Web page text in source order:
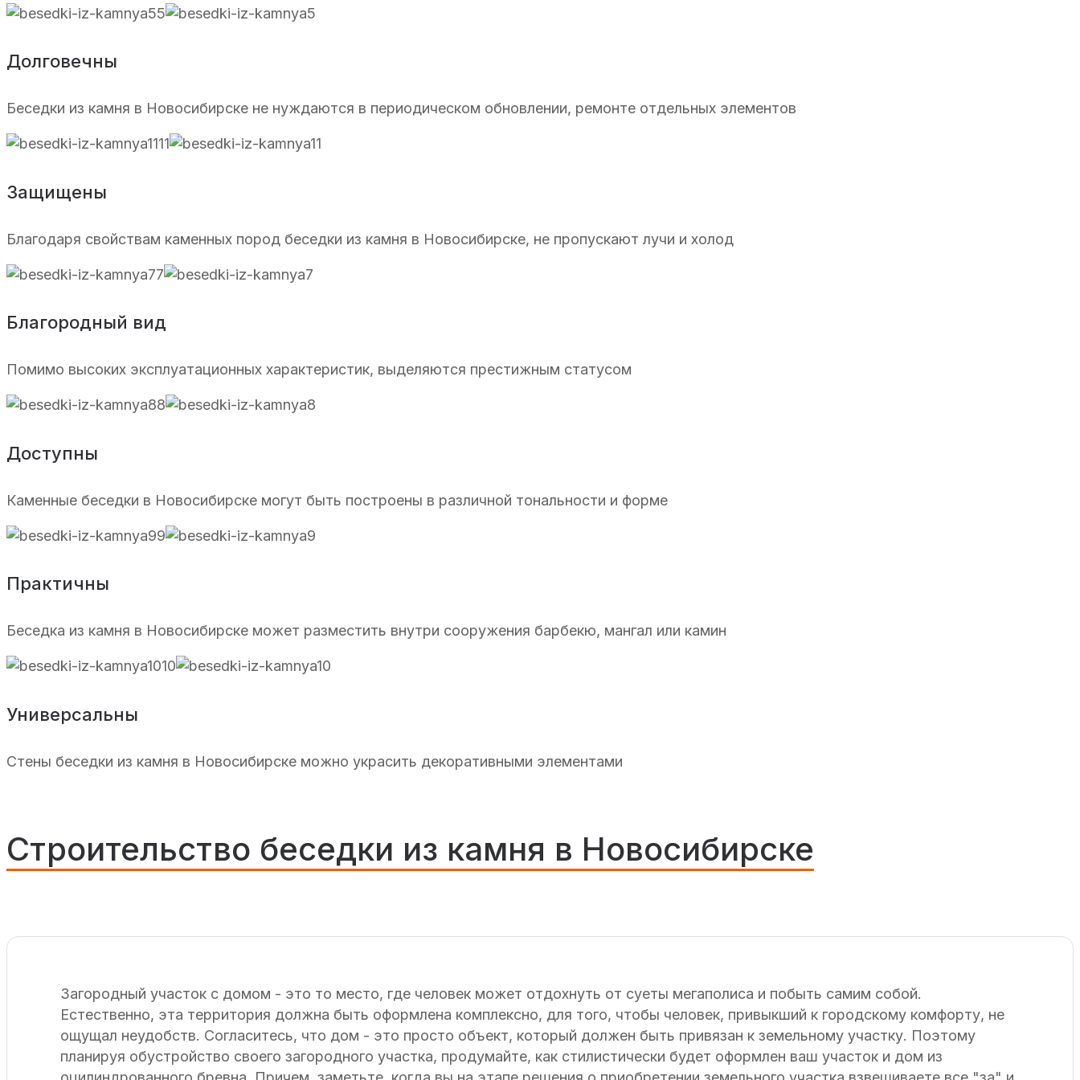
Долговечны
Беседки из камня в Новосибирске не нуждаются в периодическом обновлении, ремонте отдельных элементов
Защищены
Благодаря свойствам каменных пород беседки из камня в Новосибирске, не пропускают лучи и холод
Благородный вид
Помимо высоких эксплуатационных характеристик, выделяются престижным статусом
Доступны
Каменные беседки в Новосибирске могут быть построены в различной тональности и форме
Практичны
Беседка из камня в Новосибирске может разместить внутри сооружения барбекю, мангал или камин
Универсальны
Стены беседки из камня в Новосибирске можно украсить декоративными элементами
Строительство беседки из камня в Новосибирске
Загородный участок с домом - это то место, где человек может отдохнуть от суеты мегаполиса и побыть самим собой.
Естественно, эта территория должна быть оформлена комплексно, для того, чтобы человек, привыкший к городскому комфорту, не
ощущал неудобств. Согласитесь, что дом - это просто объект, который должен быть привязан к земельному участку. Поэтому
планируя обустройство своего загородного участка, продумайте, как стилистически будет оформлен ваш участок и дом из